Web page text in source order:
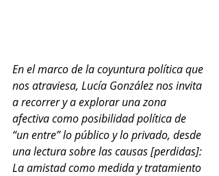
En el marco de la coyuntura política que
nos atraviesa, Lucía González nos invita
a recorrer y a explorar una zona
afectiva como posibilidad política de
“un entre” lo público y lo privado, desde
una lectura sobre las causas [perdidas]:
La amistad como medida y tratamiento